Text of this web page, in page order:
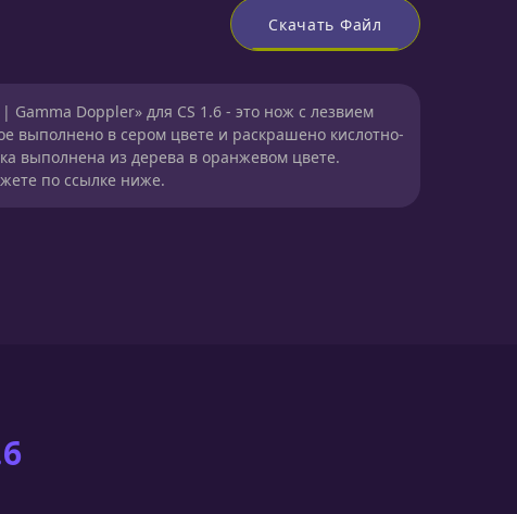
Скачать Файл
Doppler» для CS 1.6 - это нож с лезвием
выполнено в сером цвете и раскрашено кислотно-
выполнена из дерева в оранжевом цвете.
по ссылке ниже.